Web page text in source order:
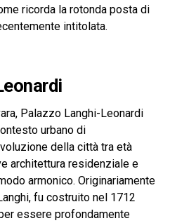
ricorda la rotonda posta di
intitolata.
Palazzo Langhi-Leonardi
urbano di
della città tra età
architettura residenziale e
armonico. Originariamente
fu costruito nel 1712
essere profondamente